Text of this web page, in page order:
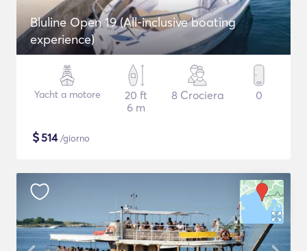
Bluline Open 19 (All-inclusive boating
experience)
Yacht a motore
20 ft
6 m
8 Crociera 0
$514/giorno